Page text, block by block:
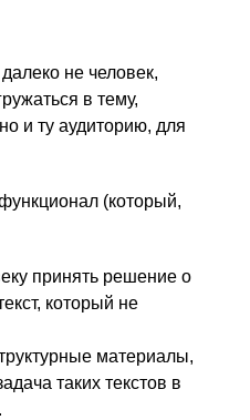
не человек,
в тему,
и ту аудиторию, для
(который,
принять решение о
который не
материалы,
таких текстов в